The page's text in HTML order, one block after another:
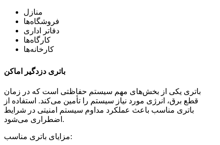
منازل
فروشگاه‌ها
دفاتر اداری
کارگاه‌ها
کارخانه‌ها
باتری دزدگیر اماکن
باتری یکی از بخش‌های مهم سیستم حفاظتی است که در زمان
قطع برق، انرژی مورد نیاز سیستم را تأمین می‌کند. استفاده از
باتری مناسب باعث عملکرد مداوم سیستم امنیتی در شرایط
اضطراری می‌شود.
مزایای باتری مناسب: